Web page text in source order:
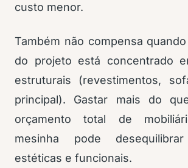
custo menor.
Também não compensa
do projeto está concentrado
estruturais (revestimentos,
principal). Gastar mais do
orçamento total de
mesinha pode
estéticas e funcionais.